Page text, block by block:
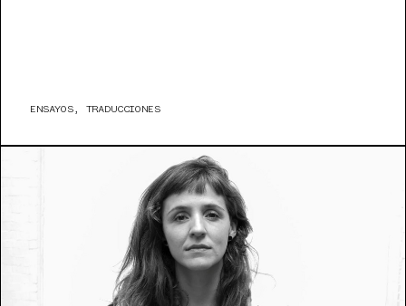
ENSAYOS, TRADUCCIONES